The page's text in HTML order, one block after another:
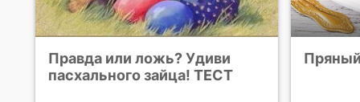
Правда или ложь? Удиви
пасхального зайца! ТЕСТ